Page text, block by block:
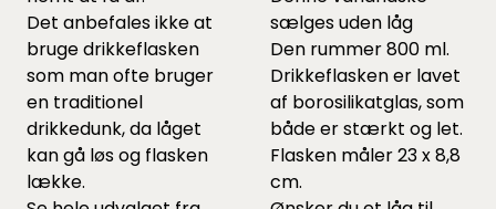
Det anbefales ikke at
bruge drikkeflasken
som man ofte bruger
en traditionel
drikkedunk, da låget
kan gå løs og flasken
lække.
sælges uden låg
Den rummer 800 ml.
Drikkeflasken er lavet
af borosilikatglas, som
både er stærkt og let.
Flasken måler 23 x 8,8
cm.